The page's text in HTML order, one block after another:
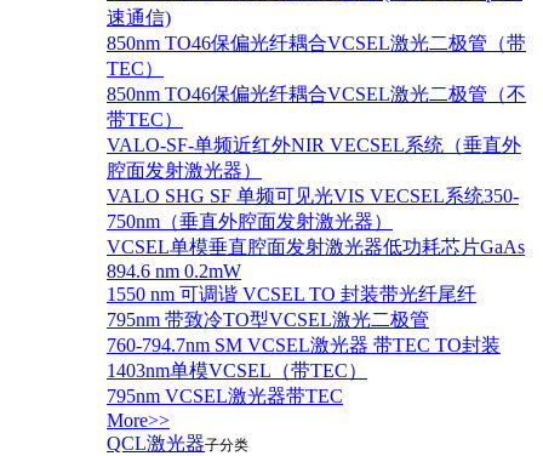
速通信)
850nm TO46保偏光纤耦合VCSEL激光二极管（带
TEC）
850nm TO46保偏光纤耦合VCSEL激光二极管（不
带TEC）
VALO-SF-单频近红外NIR VECSEL系统（垂直外
腔面发射激光器）
VALO SHG SF 单频可见光VIS VECSEL系统350-
750nm（垂直外腔面发射激光器）
VCSEL单模垂直腔面发射激光器低功耗芯片GaAs
894.6 nm 0.2mW
1550 nm 可调谐 VCSEL TO 封装带光纤尾纤
795nm 带致冷TO型VCSEL激光二极管
760-794.7nm SM VCSEL激光器 带TEC TO封装
1403nm单模VCSEL（带TEC）
795nm VCSEL激光器带TEC
More>>
QCL激光器子分类